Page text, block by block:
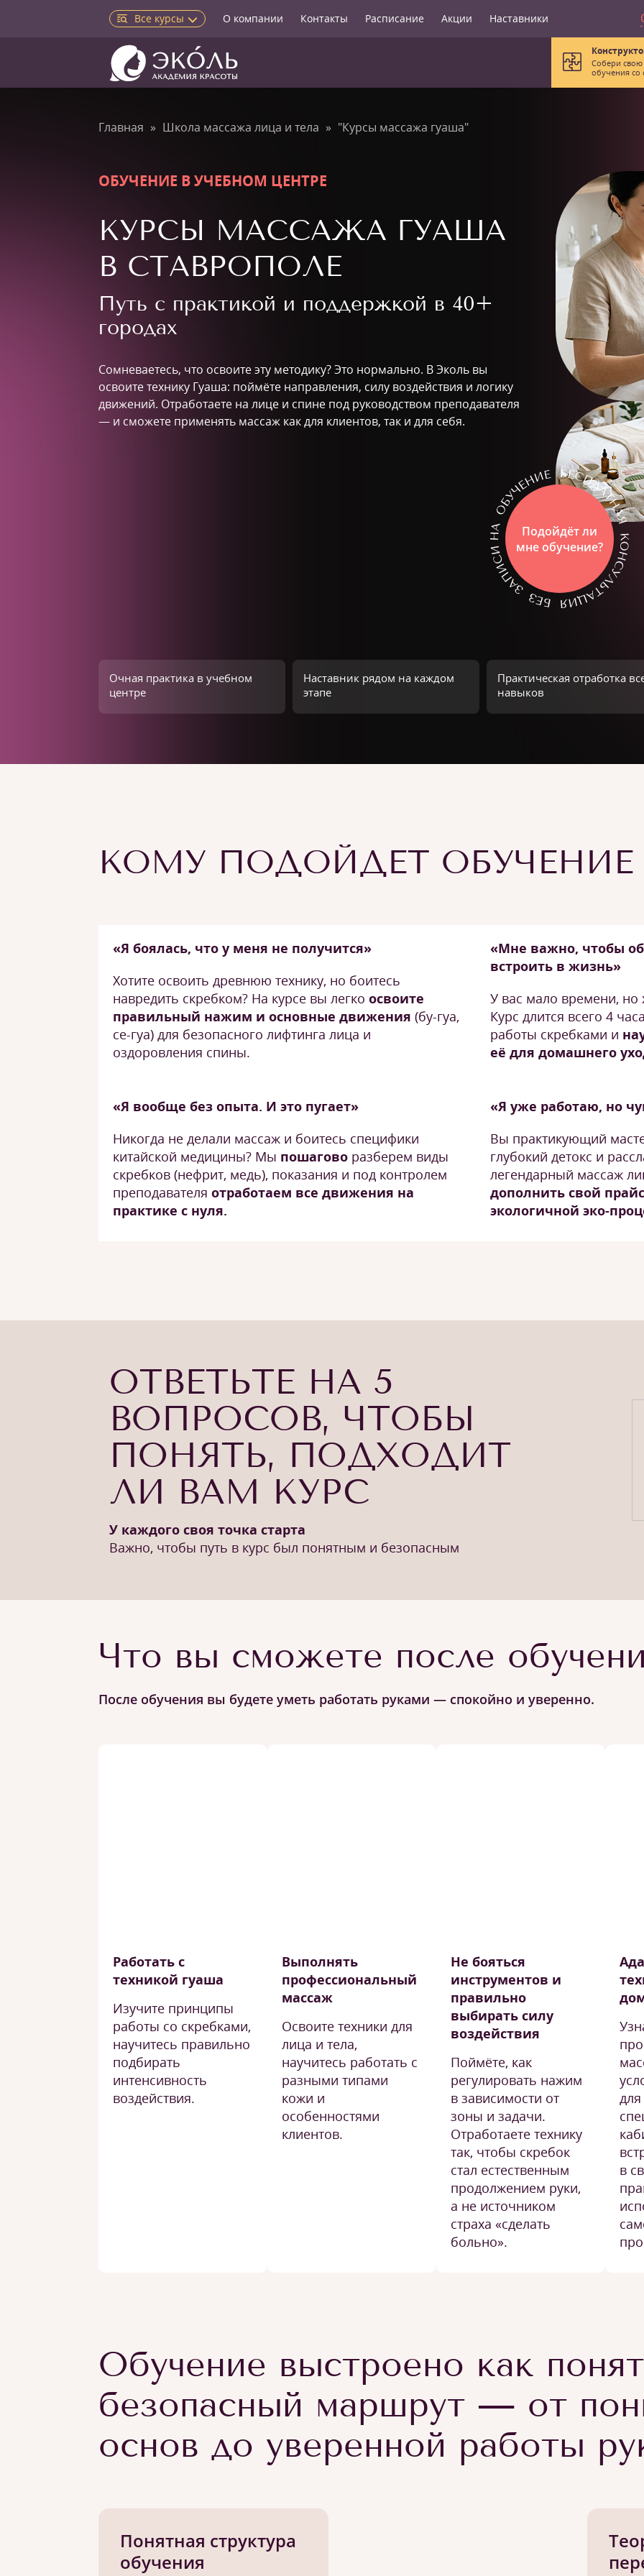
Все курсы О компании Контакты Расписание Акции Наставники
Собери
обучения со
Главная Школа массажа лица и тела "Курсы массажа гуаша"
ОБУЧЕНИЕ В УЧЕБНОМ ЦЕНТРЕ
КУРСЫ МАССАЖА ГУАША
В СТАВРОПОЛЕ
Путь с практикой и поддержкой в 40+
городах
Сомневаетесь, что освоите эту методику? Это нормально. В Эколь вы
освоите технику Гуаша: поймёте направления, силу воздействия и логику
движений. Отработаете на лице и спине под руководством преподавателя
— и сможете применять массаж как для клиентов, так и для себя.
Подойдёт ли
мне обучение?
Очная практика в учебном
центре
Наставник рядом на каждом
этапе
Практическая отработка
навыков
КОМУ ПОДОЙДЕТ ОБУЧЕНИЕ
«Я боялась, что у меня не получится»
Хотите освоить древнюю технику, но боитесь
навредить скребком? На курсе вы легко освоите
правильный нажим и основные движения (бу-гуа,
се-гуа) для безопасного лифтинга лица и
оздоровления спины.
«Мне важно, чтобы
встроить в жизнь»
У вас мало времени, но
Курс длится всего 4
работы скребками и
её для домашнего
«Я вообще без опыта. И это пугает»
Никогда не делали массаж и боитесь специфики
китайской медицины? Мы пошагово разберем виды
скребков (нефрит, медь), показания и под контролем
преподавателя отработаем все движения на
практике с нуля.
«Я уже работаю, но
Вы практикующий
глубокий детокс и
легендарный массаж
дополнить свой
экологичной эко-
ОТВЕТЬТЕ НА 5
ВОПРОСОВ, ЧТОБЫ
ПОНЯТЬ, ПОДХОДИТ
ЛИ ВАМ КУРС
У каждого своя точка старта
Важно, чтобы путь в курс был понятным и безопасным
Что вы сможете после
После обучения вы будете уметь работать руками — спокойно и уверенно.
Работать с
техникой гуаша
Изучите принципы
работы со скребками,
научитесь правильно
подбирать
интенсивность
воздействия.
Выполнять
профессиональный
массаж
Освоите техники для
лица и тела,
научитесь работать с
разными типами
кожи и
особенностями
клиентов.
Не бояться
инструментов и
правильно
выбирать силу
воздействия
Поймёте, как
регулировать нажим
в зависимости от
зоны и задачи.
Отработаете технику
так, чтобы скребок
стал естественным
продолжением руки,
а не источником
страха «сделать
больно».
в
Обучение выстроено как
безопасный маршрут — от
основ до уверенной работы
Понятная структура
обучения